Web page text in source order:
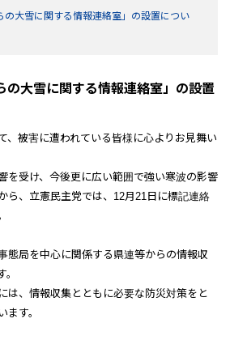
の大雪に関する情報連絡室」の設置につい
の大雪に関する情報連絡室」の設置
、被害に遭われている皆様に心よりお見舞い
を受け、今後更に広い範囲で強い寒波の影響
ら、立憲民主党では、12月21日に標記連絡
態局を中心に関係する県連等からの情報収
は、情報収集とともに必要な防災対策をと
ます。